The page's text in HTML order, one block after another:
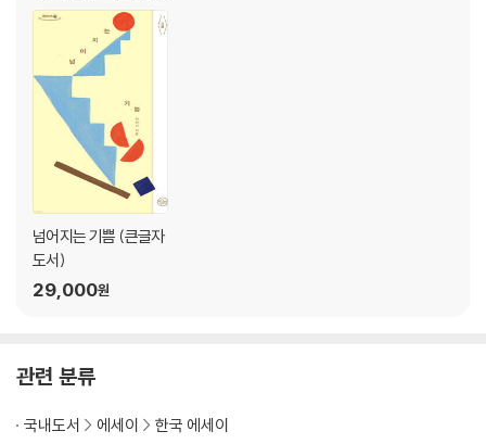
잔돈
항해를 위한 증거
굴렁쇠와 다람쥐
넘어지는 기쁨 (큰글자
도서)
29,000원
관련 분류
국내도서 에세이 한국 에세이